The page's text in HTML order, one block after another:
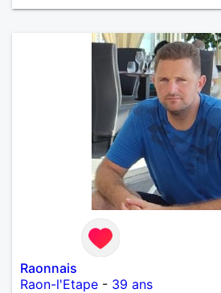
Raonnais
Raon-l'Etape - 39 ans